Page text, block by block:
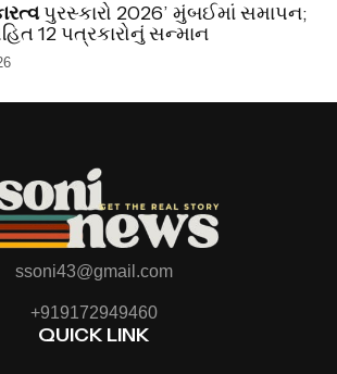
પુરસ્કારો 2026’ મુંબઈમાં સમાપન;
12 પત્રકારોનું સન્માન
ssoni43@gmail.com
+919172949460
QUICK LINK